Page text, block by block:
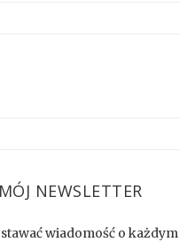
MÓJ NEWSLETTER
wiadomość o każdym